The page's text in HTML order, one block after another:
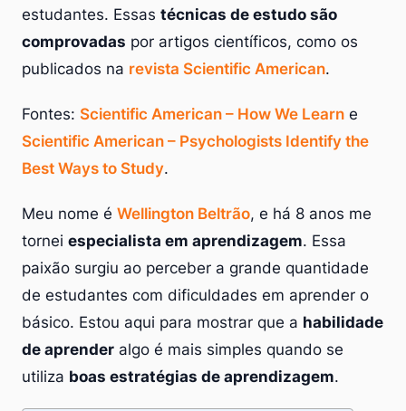
estudantes. Essas técnicas de estudo são
comprovadas por artigos científicos, como os
publicados na revista Scientific American.
Fontes: Scientific American – How We Learn e
Scientific American – Psychologists Identify the
Best Ways to Study.
Meu nome é Wellington Beltrão, e há 8 anos me
tornei especialista em aprendizagem. Essa
paixão surgiu ao perceber a grande quantidade
de estudantes com dificuldades em aprender o
básico. Estou aqui para mostrar que a habilidade
de aprender algo é mais simples quando se
utiliza boas estratégias de aprendizagem.